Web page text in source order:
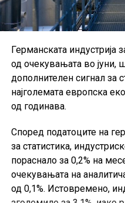
Германската индустрија
од очекувањата во јуни,
дополнителен сигнал за
најголемата европска
од годинава.
Според податоците на
за статистика,
пораснало за 0,2% на
очекувањата на
од 0,1%. Истовремено,